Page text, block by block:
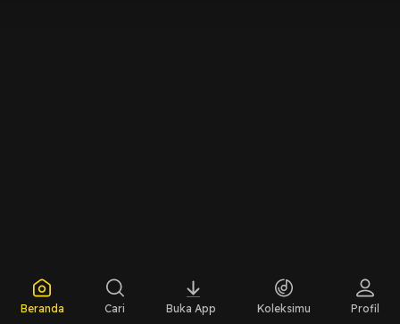
Beranda Cari Buka App Koleksimu Profil